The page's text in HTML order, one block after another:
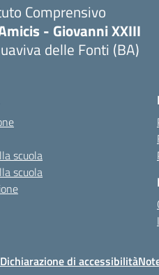
Comprensivo
- Giovanni XXIII
delle Fonti (BA)
scuola
scuola
Dichiarazione di accessibilità